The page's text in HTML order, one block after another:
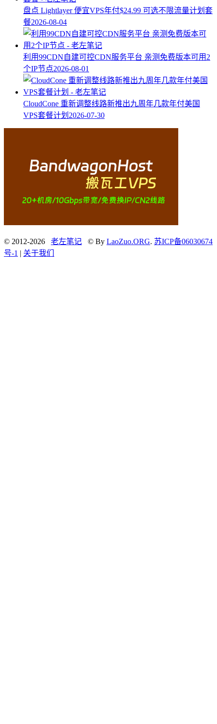
盘点 Lightlayer 便宜VPS年付$24.99 可选不限流量计划套
餐2026-08-04
利用99CDN自建可控CDN服务平台 亲测免费版本可用2
个IP节点2026-08-01
CloudCone 重新调整线路新推出九周年几款年付美国
VPS套餐计划 2026-07-30
© 2012-2026 老左笔记 © By LaoZuo.ORG. 苏ICP备06030674
号-1 | 关于我们